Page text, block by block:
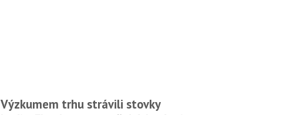
Výzkumem trhu strávili stovky